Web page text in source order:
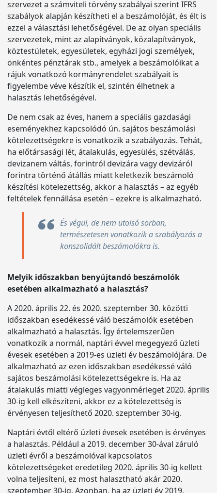
szervezet a számviteli törvény szabályai szerint IFRS
szabályok alapján készítheti el a beszámolóját, és élt is
ezzel a választási lehetőségével. De az olyan speciális
szervezetek, mint az alapítványok, közalapítványok,
köztestületek, egyesületek, egyházi jogi személyek,
önkéntes pénztárak stb., amelyek a beszámolóikat a
rájuk vonatkozó kormányrendelet szabályait is
figyelembe véve készítik el, szintén élhetnek a
halasztás lehetőségével.
De nem csak az éves, hanem a speciális gazdasági
eseményekhez kapcsolódó ún. sajátos beszámolási
kötelezettségekre is vonatkozik a szabályozás. Tehát,
ha előtársasági lét, átalakulás, egyesülés, szétválás,
devizanem váltás, forintról devizára vagy devizáról
forintra történő átállás miatt keletkezik beszámoló
készítési kötelezettség, akkor a halasztás – az egyéb
feltételek fennállása esetén – ezekre is alkalmazható.
És végül, de nem utolsó sorban,
természetesen vonatkozik a szabályozás a
konszolidált beszámolókra is.
Melyik időszakban benyújtandó beszámolók
esetében alkalmazható a halasztás?
A 2020. április 22. és 2020. szeptember 30. közötti
időszakban esedékessé váló beszámolók esetében
alkalmazható a halasztás. Így értelemszerűen
vonatkozik a normál, naptári évvel megegyező üzleti
évesek esetében a 2019-es üzleti év beszámolójára. De
alkalmazható az ezen időszakban esedékessé váló
sajátos beszámolási kötelezettségekre is. Ha az
átalakulás miatti végleges vagyonmérleget 2020. április
30-ig kell elkészíteni, akkor ez a kötelezettség is
érvényesen teljesíthető 2020. szeptember 30-ig.
Naptári évtől eltérő üzleti évesek esetében is érvényes
a halasztás. Például a 2019. december 30-ával záruló
üzleti évről a beszámolóval kapcsolatos
kötelezettségeket eredetileg 2020. április 30-ig kellett
volna teljesíteni, ez most halasztható akár 2020.
szeptember 30-ig. Azonban, ha az üzleti év 2019.